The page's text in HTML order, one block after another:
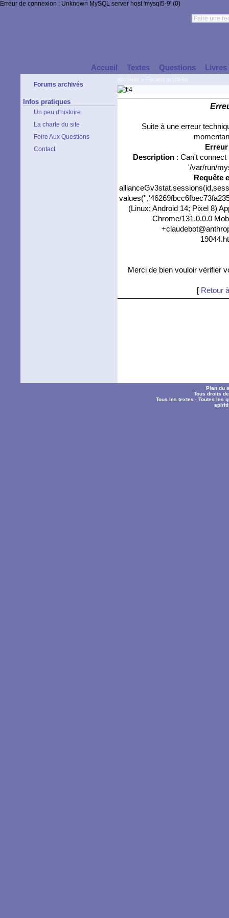
Erreur de connexion : Unknown MySQL server host 'mysql5-9' (0)
Accueil Textes Questions Livres
Forums archivés
Infos pratiques
Un peu d'histoire
La charte du site
Foire Aux Questions
Contact
Suite à une erreur
Description: Can't connect
'/var/run/
Requête
(Linux; Android 14; Pixel 8)
Chrome/131.0.0.0
Merci de bien vouloir vérifier
[ Retour
Plan du
Tous droits
Tous les textes ·Toutes les